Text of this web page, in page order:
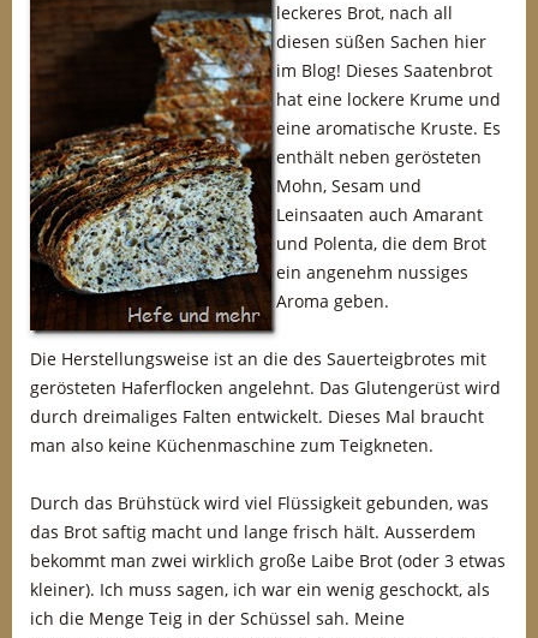
leckeres Brot, nach all
diesen süßen Sachen hier
im Blog! Dieses Saatenbrot
hat eine lockere Krume und
eine aromatische Kruste. Es
enthält neben gerösteten
Mohn, Sesam und
Leinsaaten auch Amarant
und Polenta, die dem Brot
ein angenehm nussiges
Aroma geben.
Die Herstellungsweise ist an die des Sauerteigbrotes mit
gerösteten Haferflocken angelehnt. Das Glutengerüst wird
durch dreimaliges Falten entwickelt. Dieses Mal braucht
man also keine Küchenmaschine zum Teigkneten.
Durch das Brühstück wird viel Flüssigkeit gebunden, was
das Brot saftig macht und lange frisch hält. Ausserdem
bekommt man zwei wirklich große Laibe Brot (oder 3 etwas
kleiner). Ich muss sagen, ich war ein wenig geschockt, als
ich die Menge Teig in der Schüssel sah. Meine